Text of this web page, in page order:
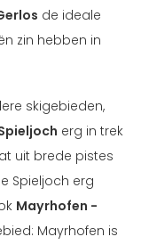
de ideale
zin hebben in
skigebieden,
erg in trek
uit brede pistes
Spieljoch erg
Mayrhofen -
Mayrhofen is